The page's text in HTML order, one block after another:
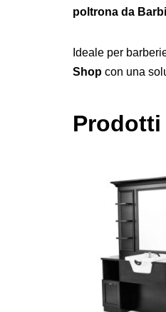
poltrona da
Ideale per
Shop con una